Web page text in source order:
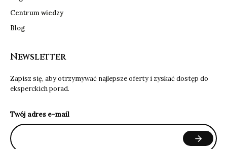
Centrum wiedzy
Blog
Newsletter
Zapisz się, aby otrzymywać najlepsze oferty i zyskać dostęp do
eksperckich porad.
Twój adres e-mail